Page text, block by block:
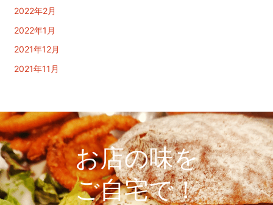
2022年2月
2022年1月
2021年12月
2021年11月
お店の味を
ご自宅で！